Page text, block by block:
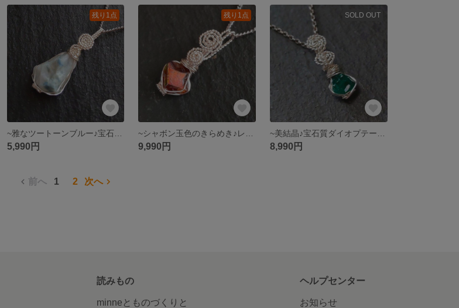
残り1点
~雅なツートーンブルー♪宝石質糸魚川青翡翠(横川産)~simple knot
5,990円
残り1点
9,990円
SOLD OUT
8,990円
前へ 1 2 次へ
読みもの
minneとものづくりと
ヘルプセンター
お知らせ